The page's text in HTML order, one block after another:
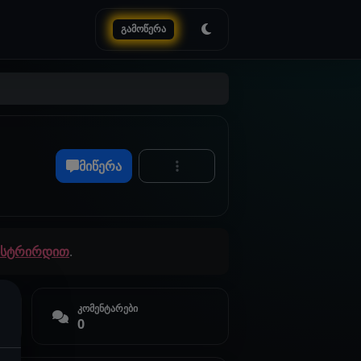
გამოწერა
მიწერა
.
კომენტარები
0